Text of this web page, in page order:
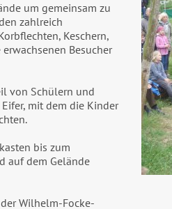
um gemeinsam zu
zahlreich
Keschern,
Besucher
von Schülern und
mit dem die Kinder
bis zum
auf dem Gelände
Wilhelm-Focke-